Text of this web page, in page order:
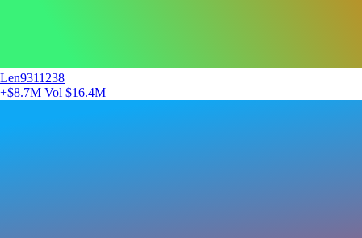
Len9311238
+$8.7M Vol $16.4M